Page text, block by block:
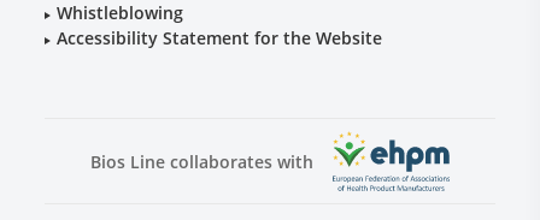
Whistleblowing
Accessibility Statement for the Website
Bios Line collaborates with